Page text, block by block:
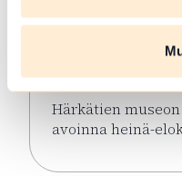
Härkätien
näyttely
Hämeenlinna
Härkätien
avoinna heinä-
Lue lisää